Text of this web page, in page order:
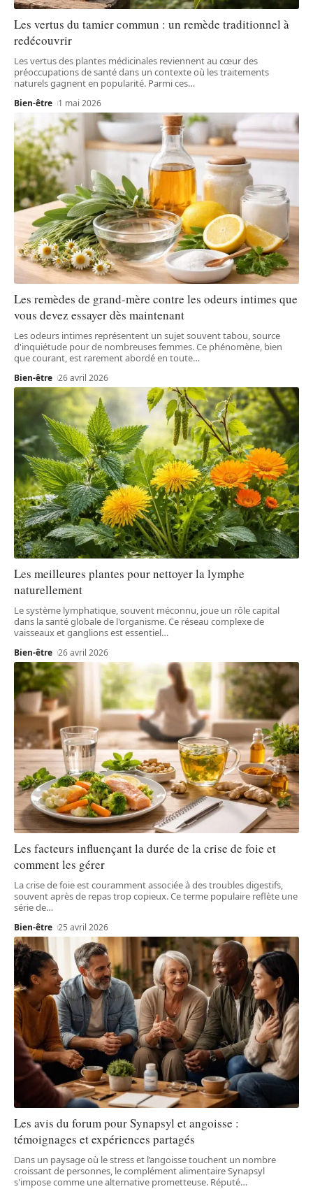
Les vertus du tamier commun : un remède traditionnel à
redécouvrir
Les vertus des plantes médicinales reviennent au cœur des
préoccupations de santé dans un contexte où les traitements
naturels gagnent en popularité. Parmi ces…
Bien-être 1 mai 2026
Les remèdes de grand-mère contre les odeurs intimes que
vous devez essayer dès maintenant
Les odeurs intimes représentent un sujet souvent tabou, source
d'inquiétude pour de nombreuses femmes. Ce phénomène, bien
que courant, est rarement abordé en toute…
Bien-être 26 avril 2026
Les meilleures plantes pour nettoyer la lymphe
naturellement
Le système lymphatique, souvent méconnu, joue un rôle capital
dans la santé globale de l'organisme. Ce réseau complexe de
vaisseaux et ganglions est essentiel…
Bien-être 26 avril 2026
Les facteurs influençant la durée de la crise de foie et
comment les gérer
La crise de foie est couramment associée à des troubles digestifs,
souvent après de repas trop copieux. Ce terme populaire reflète une
série de…
Bien-être 25 avril 2026
Les avis du forum pour Synapsyl et angoisse :
témoignages et expériences partagés
Dans un paysage où le stress et l’angoisse touchent un nombre
croissant de personnes, le complément alimentaire Synapsyl
s'impose comme une alternative prometteuse. Réputé…